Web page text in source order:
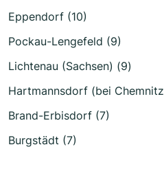
Eppendorf (10)
Pockau-Lengefeld (9)
Lichtenau (Sachsen) (9)
Hartmannsdorf (bei
Brand-Erbisdorf (7)
Burgstädt (7)